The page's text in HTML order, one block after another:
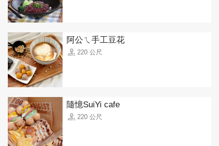
阿公ㄟ手工豆花
220 公尺
隨憶SuiYi cafe
220 公尺